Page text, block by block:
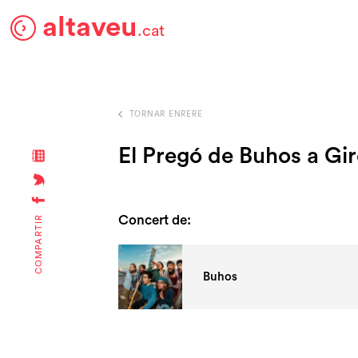
altaveu.cat
COMPARTIR
TORNAR ENRERE
El Pregó de Buhos a
Concert de:
Buhos